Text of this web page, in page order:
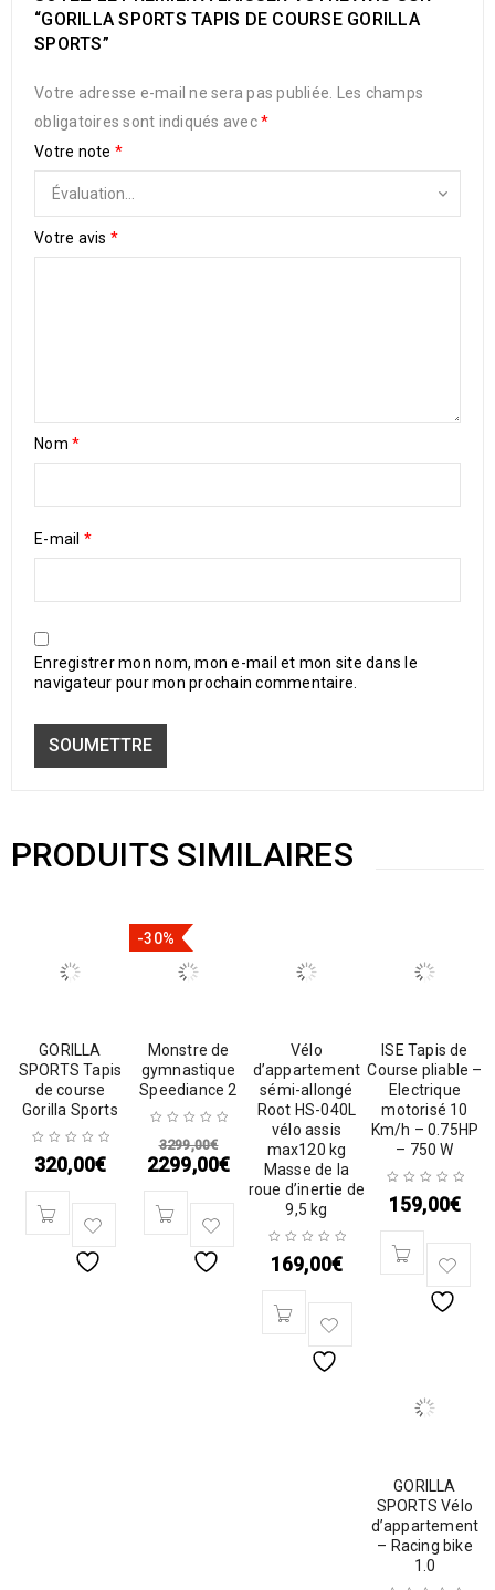
“GORILLA SPORTS TAPIS DE COURSE GORILLA
SPORTS”
Votre adresse e-mail ne sera pas publiée.
Les champs
obligatoires sont indiqués avec*
Votre note *
Votre avis *
Nom *
E-mail *
Enregistrer mon nom, mon e-mail et mon site dans le
navigateur pour mon prochain commentaire.
PRODUITS SIMILAIRES
GORILLA
SPORTS Tapis
de course
Gorilla Sports
320,00€
-30%
Monstre de
gymnastique
Speediance 2
3299,00€
2299,00€
Vélo
d’appartement
sémi-allongé
Root HS-040L
vélo assis
max120 kg
Masse de la
roue d’inertie de
9,5 kg
169,00€
ISE Tapis de
Course pliable –
Electrique
motorisé 10
Km/h – 0.75HP
– 750 W
159,00€
GORILLA
SPORTS Vélo
d’appartement
– Racing bike
1.0